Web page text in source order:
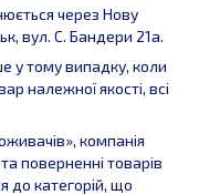
через Нову
вул. С. Бандери 21а.
у тому випадку, коли
належної якості, всі
компанія
поверненні товарів
до категорій, що